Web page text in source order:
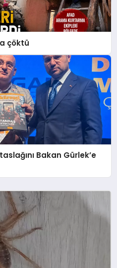
çöktü
Bakan Gürlek’e